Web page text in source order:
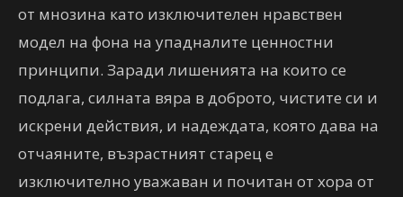
от мнозина като изключителен нравствен
модел на фона на упадналите ценностни
принципи. Заради лишенията на които се
подлага, силната вяра в доброто, чистите си и
искрени действия, и надеждата, която дава на
отчаяните, възрастният старец е
изключително уважаван и почитан от хора от